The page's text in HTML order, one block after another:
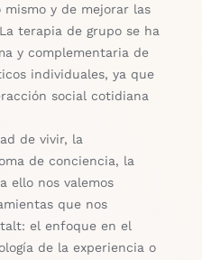
y de mejorar las
terapia de grupo se ha
y complementaria de
individuales, ya que
social cotidiana
de vivir, la
de conciencia, la
ello nos valemos
que nos
el enfoque en el
de la experiencia o